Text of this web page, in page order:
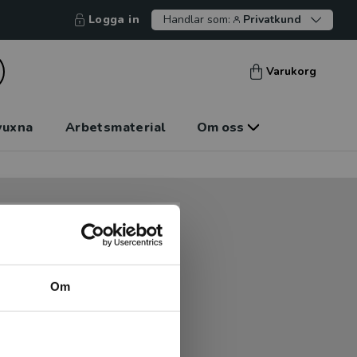
Om
Logga in Handlar som: Privatkund
Varukorg
Arbetsmaterial Om oss
betala mot faktura
hos oss.